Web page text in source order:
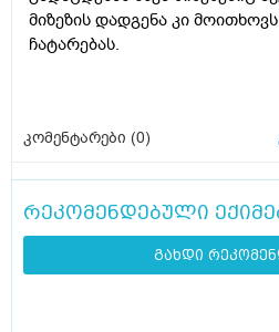
მიზეზის დადგენა კი
ჩატარებას.
კომენტარები (0)
რეკომენდებული
გახდი